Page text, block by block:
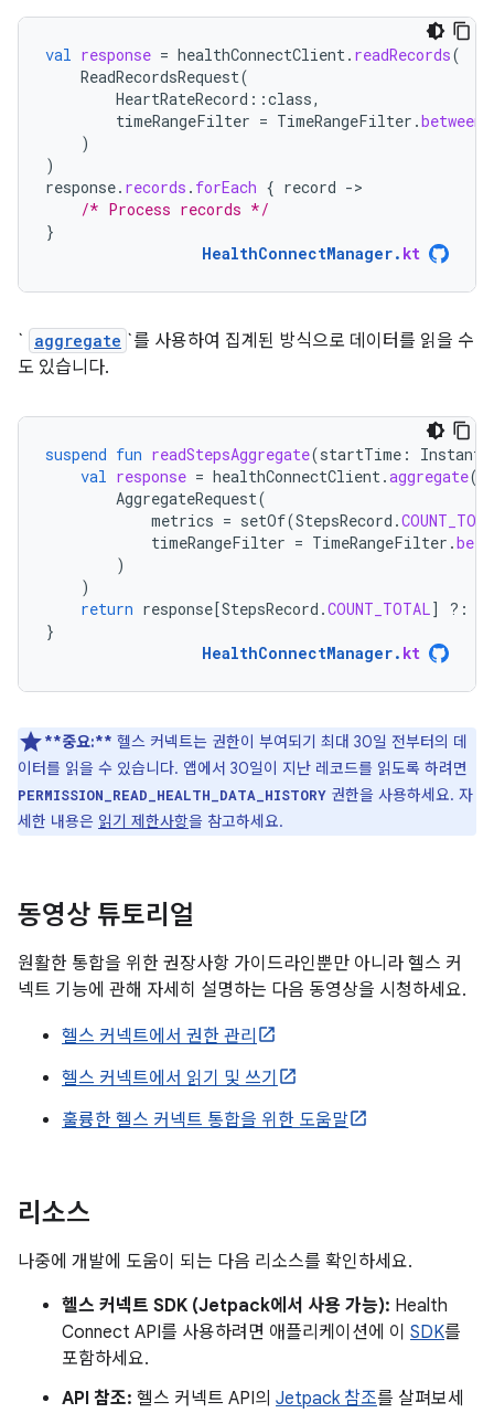
val response = healthConnectClient. readRecords(
ReadRecordsRequest(
HeartRateRecord ::class,
timeRangeFilter = TimeRangeFilter .between
)
)
response. records . forEach { record -
/* Process records */
}
HealthConnectManager. kt
` aggregate `를 사용하여 집계된 방식으로 데이터를 읽을 수
도 있습니다.
suspend fun readStepsAggregate(startTime : Instant
val response = healthConnectClient.aggregate(
AggregateRequest(
metrics = setOf(StepsRecord .
timeRangeFilter = TimeRangeFilter .
)
)
return response[StepsRecord .COUNT_TOTAL] ?:
}
HealthConnectManager. kt
**중요:** 헬스 커넥트는 권한이 부여되기 최대 30일 전부터의 데
이터를 읽을 수 있습니다. 앱에서 30일이 지난 레코드를 읽도록 하려면
PERMISSION_READ_HEALTH_DATA_HISTORY 권한을 사용하세요. 자
세한 내용은 읽기 제한사항을 참고하세요.
동영상 튜토리얼
원활한 통합을 위한 권장사항 가이드라인뿐만 아니라 헬스 커
넥트 기능에 관해 자세히 설명하는 다음 동영상을 시청하세요.
헬스 커넥트에서 권한 관리
헬스 커넥트에서 읽기 및 쓰기
훌륭한 헬스 커넥트 통합을 위한 도움말
리소스
나중에 개발에 도움이 되는 다음 리소스를 확인하세요.
헬스 커넥트 SDK (Jetpack에서 사용 가능): Health
Connect API를 사용하려면 애플리케이션에 이 SDK를
포함하세요.
API 참조: 헬스 커넥트 API의 Jetpack 참조를 살펴보세